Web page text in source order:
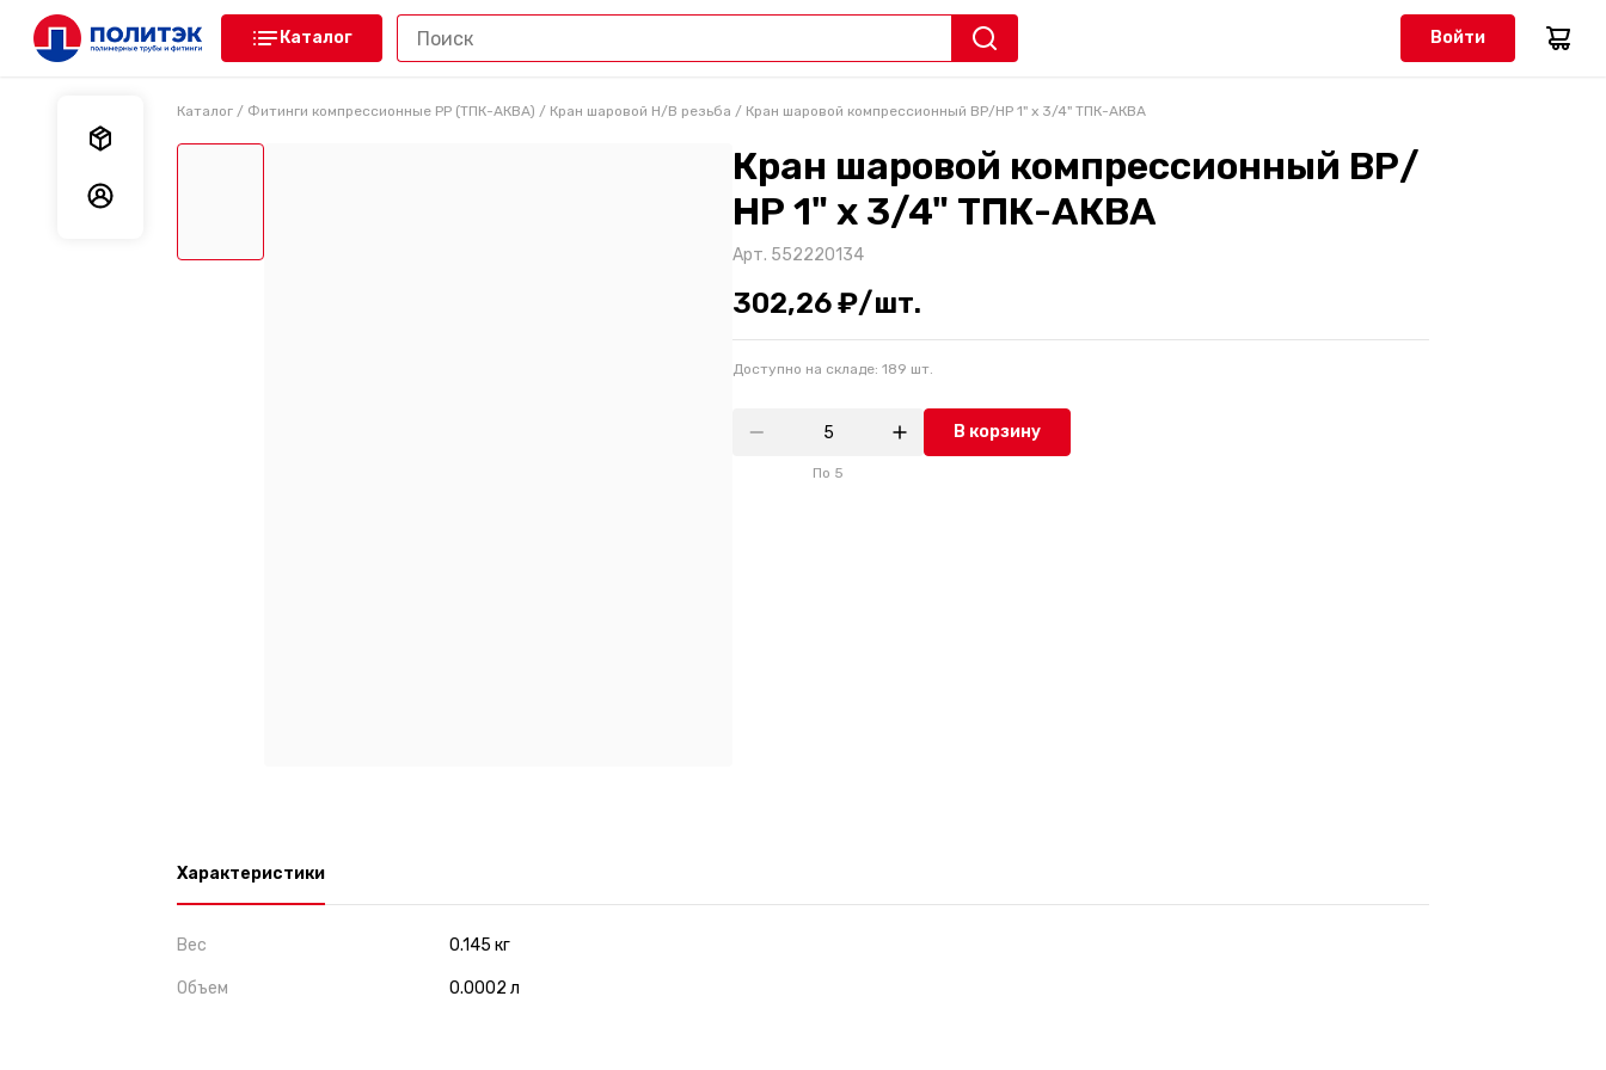
Каталог Войти
Каталог / Фитинги компрессионные PP (ТПК-АКВА) / Кран шаровой Н/В резьба / Кран шаровой компрессионный ВР/НР 1" х 3/4" ТПК-АКВА
Кран шаровой компрессионный ВР/
НР 1" х 3/4" ТПК-АКВА
Арт. 552220134
302,26 ₽/шт.
Доступно на складе: 189 шт.
По 5
В корзину
Характеристики
Вес 0.145 кг
Объем 0.0002 л